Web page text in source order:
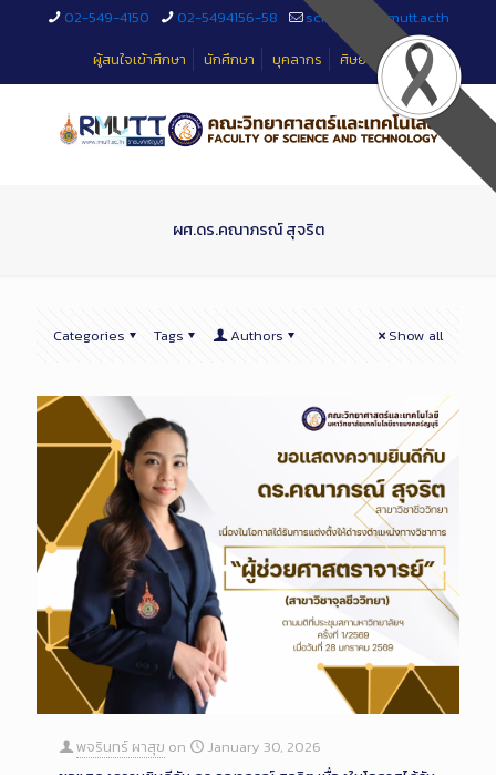
02-549-4150 02-5494156-58
sciteched@rmutt.ac.th
ผู้สนใจเข้าศึกษา
นักศึกษา บุคลากร ศิษย์เก่า
ผศ.ดร.คณาภรณ์ สุจริต
Categories Tags Authors Show all
พจรินทร์ ผาสุข on
January 30, 2026